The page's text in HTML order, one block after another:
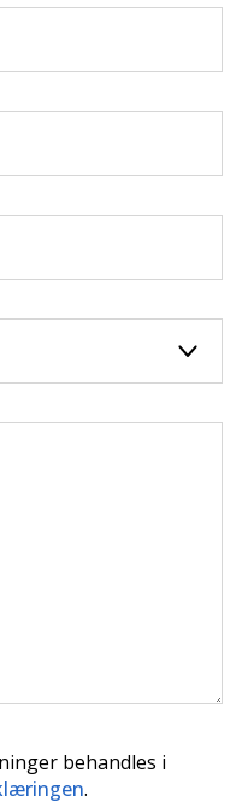
behandles i
.